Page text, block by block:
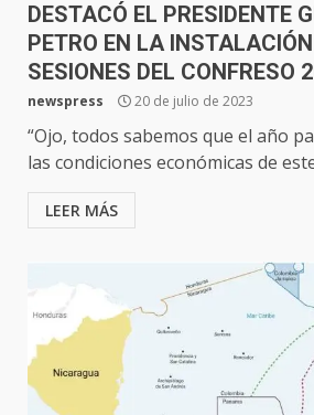
DESTACÓ EL PRESIDENTE
PETRO EN LA
SESIONES DEL CONFRESO
newspress 20 de julio de 2023
“Ojo, todos sabemos que el año
las condiciones económicas de
LEER MÁS